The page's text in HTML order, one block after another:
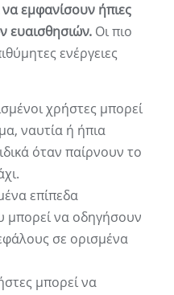
εμφανίσουν ήπιες
ευαισθησιών. Οι πιο
ενέργειες
χρήστες μπορεί
ναυτία ή ήπια
όταν παίρνουν το
επίπεδα
μπορεί να οδηγήσουν
σε ορισμένα
μπορεί να